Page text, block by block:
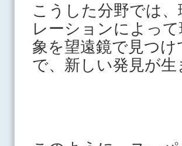
こうした分野では
レーションによっ
象を望遠鏡で見つ
で、新しい発見が